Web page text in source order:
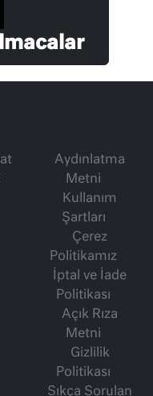
Aydınlatma
Metni
Kullanım
Şartları
Çerez
Politikamız
İptal ve İade
Politikası
Açık Rıza
Metni
Gizlilik
Politikası
Sıkça Sorulan